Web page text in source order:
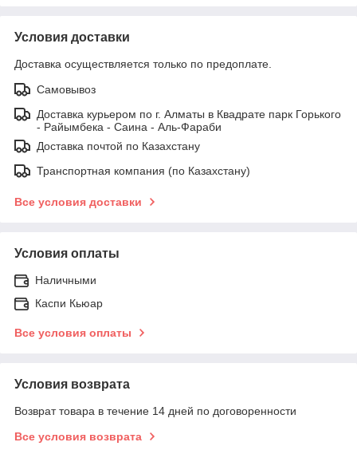
Условия доставки
Доставка осуществляется только по предоплате.
Самовывоз
Доставка курьером по г. Алматы в Квадрате парк Горького
- Райымбека - Саина - Аль-Фараби
Доставка почтой по Казахстану
Транспортная компания (по Казахстану)
Все условия доставки
Условия оплаты
Наличными
Каспи Кьюар
Все условия оплаты
Условия возврата
Возврат товара в течение 14 дней по договоренности
Все условия возврата